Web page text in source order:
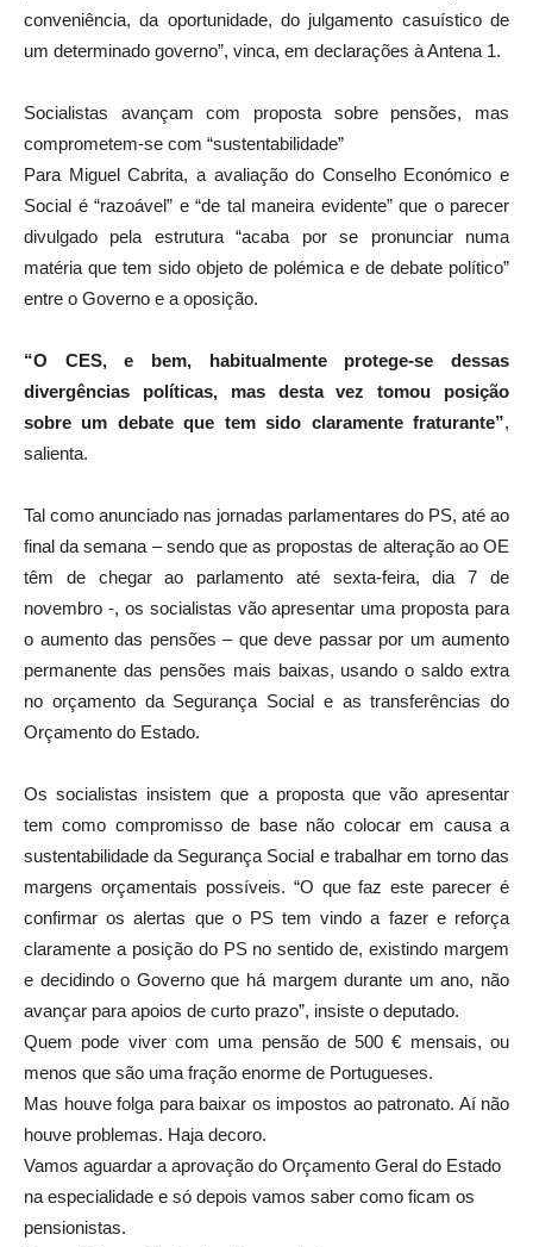
conveniência, da oportunidade, do julgamento casuístico de
um determinado governo”, vinca, em declarações à Antena 1.
Socialistas avançam com proposta sobre pensões, mas
comprometem-se com “sustentabilidade”
Para Miguel Cabrita, a avaliação do Conselho Económico e
Social é “razoável” e “de tal maneira evidente” que o parecer
divulgado pela estrutura “acaba por se pronunciar numa
matéria que tem sido objeto de polémica e de debate político”
entre o Governo e a oposição.
“O CES, e bem, habitualmente protege-se dessas
divergências políticas, mas desta vez tomou posição
sobre um debate que tem sido claramente fraturante”,
salienta.
Tal como anunciado nas jornadas parlamentares do PS, até ao
final da semana – sendo que as propostas de alteração ao OE
têm de chegar ao parlamento até sexta-feira, dia 7 de
novembro -, os socialistas vão apresentar uma proposta para
o aumento das pensões – que deve passar por um aumento
permanente das pensões mais baixas, usando o saldo extra
no orçamento da Segurança Social e as transferências do
Orçamento do Estado.
Os socialistas insistem que a proposta que vão apresentar
tem como compromisso de base não colocar em causa a
sustentabilidade da Segurança Social e trabalhar em torno das
margens orçamentais possíveis. “O que faz este parecer é
confirmar os alertas que o PS tem vindo a fazer e reforça
claramente a posição do PS no sentido de, existindo margem
e decidindo o Governo que há margem durante um ano, não
avançar para apoios de curto prazo”, insiste o deputado.
Quem pode viver com uma pensão de 500 € mensais, ou
menos que são uma fração enorme de Portugueses.
Mas houve folga para baixar os impostos ao patronato. Aí não
houve problemas. Haja decoro.
Vamos aguardar a aprovação do Orçamento Geral do Estado
na especialidade e só depois vamos saber como ficam os
pensionistas.